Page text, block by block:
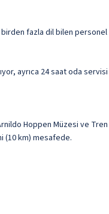
fazla dil bilen
ayrıca 24 saat oda
Hoppen Müzesi ve
(10 km) mesafede.